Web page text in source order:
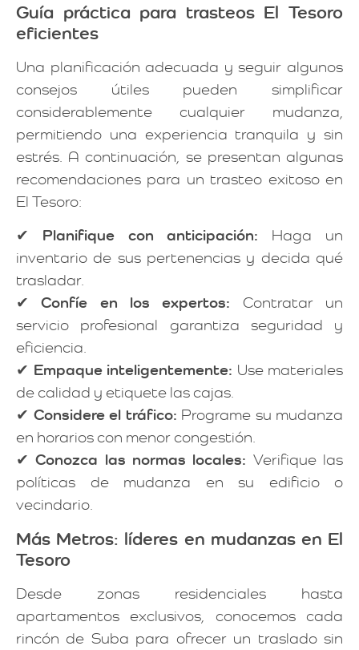
Guía práctica para trasteos El Tesoro
eficientes
Una planificación adecuada y seguir algunos
consejos útiles pueden simplificar
considerablemente cualquier mudanza,
permitiendo una experiencia tranquila y sin
estrés. A continuación, se presentan algunas
recomendaciones para un trasteo exitoso en
El Tesoro:
✔ Planifique con anticipación: Haga un
inventario de sus pertenencias y decida qué
trasladar.
✔Confíe en los expertos: Contratar un
servicio profesional garantiza seguridad y
eficiencia.
✔ Empaque inteligentemente: Use materiales
de calidad y etiquete las cajas.
✔ Considere el tráfico: Programe su mudanza
en horarios con menor congestión.
✔Conozca las normas locales: Verifique las
políticas de mudanza en su edificio o
vecindario.
Más Metros: líderes en mudanzas en El
Tesoro
Desde zonas residenciales hasta
apartamentos exclusivos, conocemos cada
rincón de Suba para ofrecer un traslado sin